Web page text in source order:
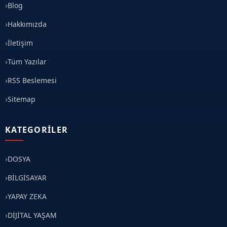
Blog
Hakkımızda
İletişim
Tüm Yazılar
RSS Beslemesi
Sitemap
KATEGORILER
DOSYA
BİLGİSAYAR
YAPAY ZEKA
DİJİTAL YAŞAM